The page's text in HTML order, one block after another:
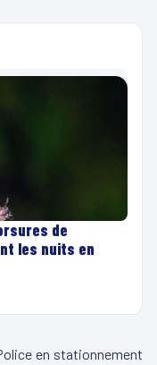
de
les nuits en
en stationnement